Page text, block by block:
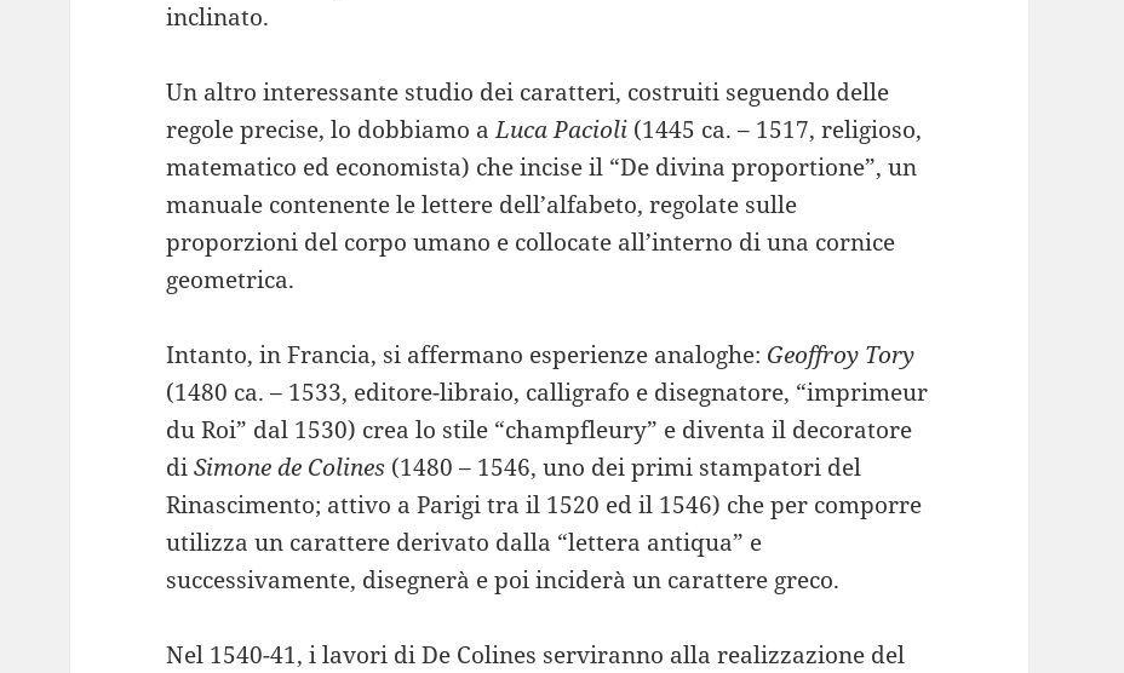
inclinato.
Un altro interessante studio dei caratteri, costruiti seguendo delle
regole precise, lo dobbiamo aLuca Pacioli (1445 ca. – 1517, religioso,
matematico ed economista) che incise il “De divina proportione”, un
manuale contenente le lettere dell’alfabeto, regolate sulle
proporzioni del corpo umano e collocate all’interno di una cornice
geometrica.
Intanto, in Francia, si affermano esperienze analoghe: Geoffroy Tory
(1480 ca. – 1533, editore-libraio, calligrafo e disegnatore, “imprimeur
du Roi” dal 1530) crea lo stile “champfleury” e diventa il decoratore
diSimone de Colines (1480 – 1546, uno dei primi stampatori del
Rinascimento; attivo a Parigi tra il 1520 ed il 1546) che per comporre
utilizza un carattere derivato dalla “lettera antiqua” e
successivamente, disegnerà e poi inciderà un carattere greco.
Nel 1540-41, i lavori di De Colines serviranno alla realizzazione del